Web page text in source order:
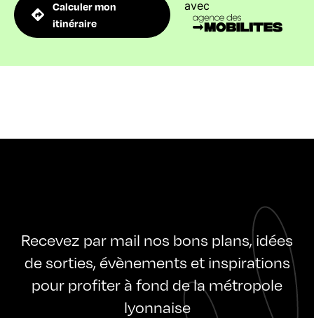
Calculer mon
itinéraire
avec
Recevez par mail nos bons plans, idées
de sorties, évènements et inspirations
pour profiter à fond de la métropole
lyonnaise